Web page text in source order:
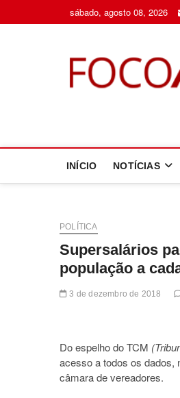
to
sábado, agosto 08, 2026
INÍCIO NOTÍCIAS
POLÍTICA
Supersalários
população a
3 de dezembro de 2018
Do espelho do TCM
acesso a todos os dados,
câmara de vereadores.